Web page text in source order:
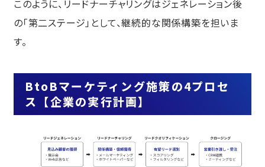
このように、リードナーチャリングはジェネレーション後
の「第二ステージ」として、継続的な関係構築を担いま
す。
BtoBマーケティング施策の4プロセ
ス【企業の実行計画】